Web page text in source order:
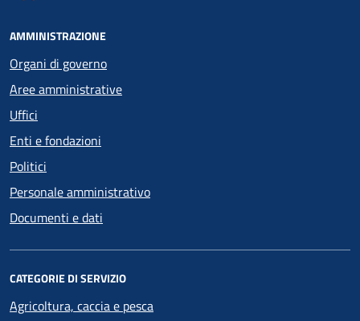
AMMINISTRAZIONE
Organi di governo
Aree amministrative
Uffici
Enti e fondazioni
Politici
Personale amministrativo
Documenti e dati
CATEGORIE DI SERVIZIO
Agricoltura, caccia e pesca